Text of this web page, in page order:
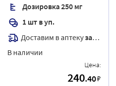
Дозировка 250 мг
1 шт в уп.
Доставим в аптекузавтра
В наличии
Цена:
240.40₽